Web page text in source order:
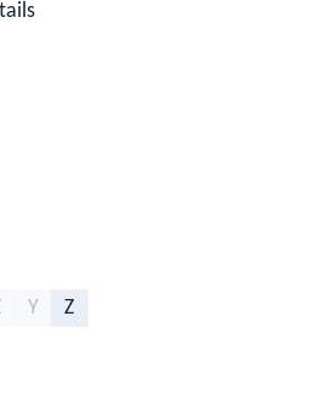
Y Z